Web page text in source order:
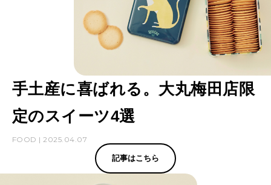
手土産に喜ばれる。大丸梅田店限
定のスイーツ4選
FOOD | 2025.04.07
記事はこちら